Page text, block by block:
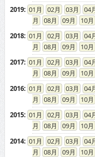
2019: 01 02 03 04
08
09 10
2018: 01 02 03 04
08
09 10
2017: 01 02 03 04
08
09 10
2016: 01 02 03 04
08
09 10
2015: 01 02 03 04
08
09 10
2014: 01 02 03 04
08
09 10